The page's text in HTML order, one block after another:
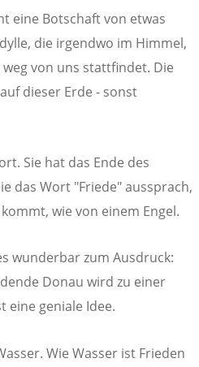
eine Botschaft von etwas
die irgendwo im Himmel,
von uns stattfindet. Die
dieser Erde - sonst
Sie hat das Ende des
das Wort "Friede" aussprach,
wie von einem Engel.
wunderbar zum Ausdruck:
Donau wird zu einer
eine geniale Idee.
Wie Wasser ist Frieden